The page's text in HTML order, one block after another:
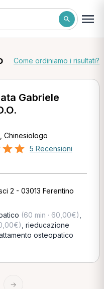
Come ordiniamo i risultati?
Gabriele
Chinesiologo
5 Recensioni
2 - 03013 Ferentino
(60 min · 60,00€)
rieducazione
osteopatico
→